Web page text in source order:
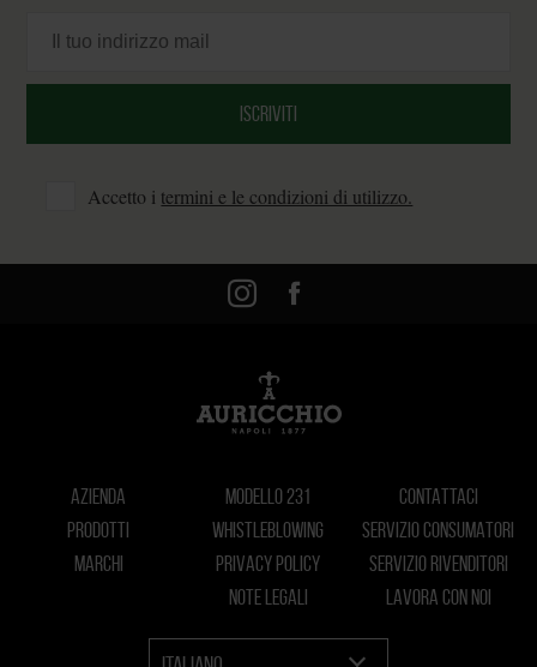
Accetto i termini e le condizioni di utilizzo.
AZIENDA
PRODOTTI
MARCHI
MODELLO 231
WHISTLEBLOWING
PRIVACY POLICY
NOTE LEGALI
CONTATTACI
SERVIZIO CONSUMATORI
SERVIZIO RIVENDITORI
LAVORA CON NOI